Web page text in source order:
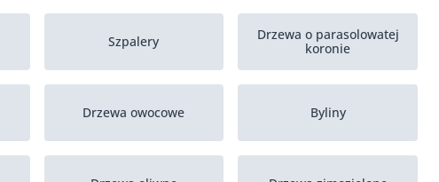
Szpalery
Drzewa o parasolowatej
koronie
Drzewa owocowe Byliny